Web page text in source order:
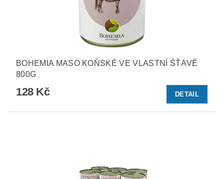
BOHEMIA MASO KOŇSKÉ VE VLASTNÍ ŠŤÁVĚ
800G
128 Kč DETAIL